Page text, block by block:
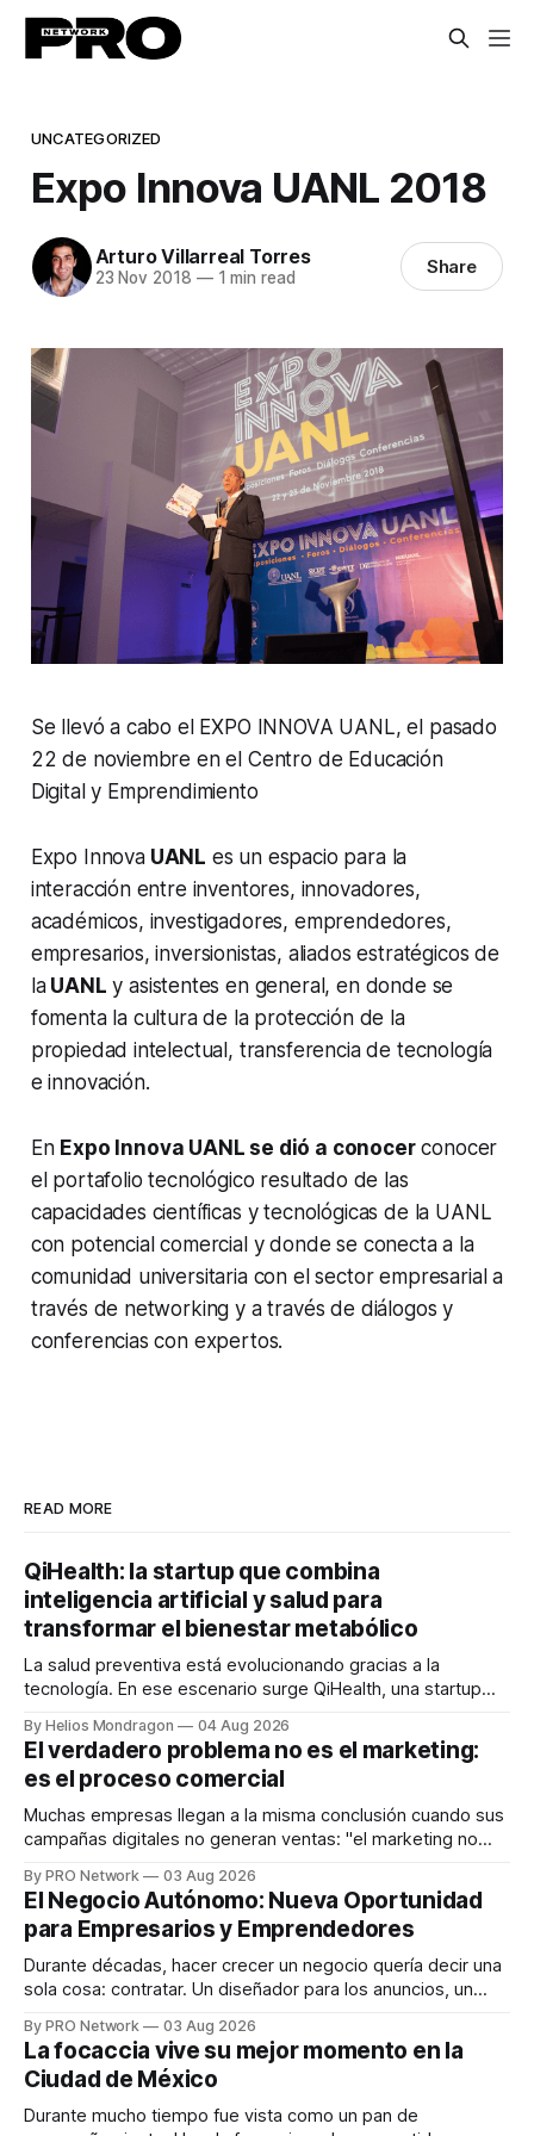
UNCATEGORIZED
Expo Innova UANL 2018
Arturo Villarreal Torres
23 Nov 2018 —1 min read Share
Se llevó a cabo el EXPO INNOVA UANL, el pasado
22 de noviembre en el Centro de Educación
Digital y Emprendimiento
Expo InnovaUANL es un espacio para la
interacción entre inventores, innovadores,
académicos, investigadores, emprendedores,
empresarios, inversionistas, aliados estratégicos de
laUANL y asistentes en general, en donde se
fomenta la cultura de la protección de la
propiedad intelectual, transferencia de tecnología
e innovación.
En Expo Innova UANL se dió a conocerconocer
el portafolio tecnológico resultado de las
capacidades científicas y tecnológicas de la UANL
con potencial comercial y donde se conecta a la
comunidad universitaria con el sector empresarial a
través de networking y a través de diálogos y
conferencias con expertos.
READ MORE
QiHealth: la startup que combina
inteligencia artificial y salud para
transformar el bienestar metabólico
La salud preventiva está evolucionando gracias a la
tecnología. En ese escenario surge QiHealth, una startup
dispositivos inteligentes, inteligencia artificial y monitoreo
en tiempo real para ayudar a las personas a tomar mejores
decisiones sobre su salud metabólica. Su propuesta busca
responder
By Helios Mondragon 04 Aug 2026
El verdadero problema no es el marketing:
es el proceso comercial
Muchas empresas llegan a la misma conclusión cuando sus
campañas digitales no generan ventas: "el marketing no
INTERIUS, el problema suele estar en otro lugar. Durante
una entrevista para el podcast SER PRO, el especialista en
marketing digital explicó que
By PRO Network 03 Aug 2026
El Negocio Autónomo: Nueva Oportunidad
para Empresarios y Emprendedores
Durante décadas, hacer crecer un negocio quería decir una
sola cosa: contratar. Un diseñador para los anuncios, un
para los textos, alguien que supiera de publicidad digital
para encontrar prospectos, un vendedor para atender
llamadas y mensajes, y —con suerte— una persona
By PRO Network 03 Aug 2026
La focaccia vive su mejor momento en la
Ciudad de México
Durante mucho tiempo fue vista como un pan de